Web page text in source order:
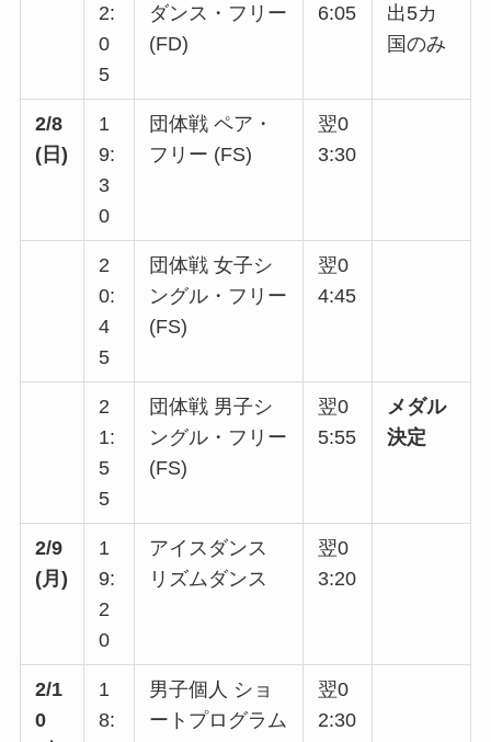
2:
0
5
ダンス・フリー
(FD)
6:05
出5カ
国のみ
2/8
(日)
1
9:
3
0
団体戦 ペア・
フリー (FS)
翌0
3:30
2
0:
4
5
団体戦 女子シ
ングル・フリー
(FS)
翌0
4:45
2
1:
5
5
団体戦 男子シ
ングル・フリー
(FS)
翌0
5:55
メダル
決定
2/9
(月)
1
9:
2
0
アイスダンス
リズムダンス
翌0
3:20
2/1
0
1
8:
男子個人 ショ
ートプログラム
翌0
2:30